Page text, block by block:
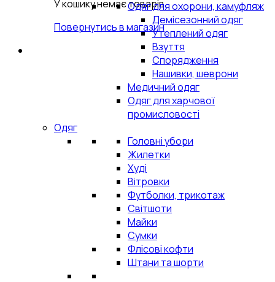
У кошику немає товарів.
Повернутись в магазин
Одяг для охорони, камуфляж
Демісезонний одяг
Утеплений одяг
Взуття
Спорядження
Нашивки, шеврони
Медичний одяг
Одяг для харчової
промисловості
Одяг
Головні убори
Жилетки
Худі
Вітровки
Футболки, трикотаж
Світшоти
Майки
Сумки
Флісові кофти
Штани та шорти